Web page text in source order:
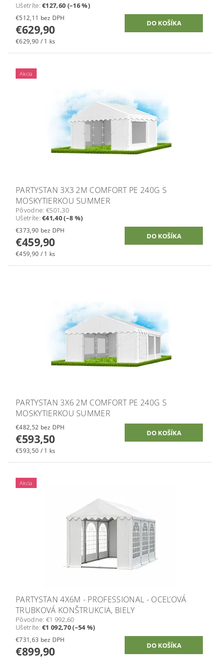
Ušetríte:€127,60 (–16 %)
€512,11 bez DPH
€629,90
€629,90 / 1 ks
Akcia
PARTYSTAN 3X3 2M COMFORT PE 240G S
MOSKYTIERKOU SUMMER
Pôvodne: €501,30
Ušetríte:€41,40 (–8 %)
€373,90 bez DPH
€459,90
€459,90 / 1 ks
PARTYSTAN 3X6 2M COMFORT PE 240G S
MOSKYTIERKOU SUMMER
€482,52 bez DPH
€593,50
€593,50 / 1 ks
Akcia
PARTYSTAN 4X6M - PROFESSIONAL - OCEĽOVÁ
TRUBKOVÁ KONŠTRUKCIA, BIELY
Pôvodne: €1 992,60
Ušetríte:€1 092,70 (–54 %)
€731,63 bez DPH
€899,90